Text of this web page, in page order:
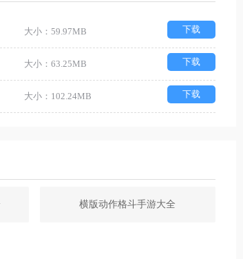
大小：59.97MB 下载
大小：63.25MB 下载
大小：102.24MB 下载
横版动作格斗手游大全